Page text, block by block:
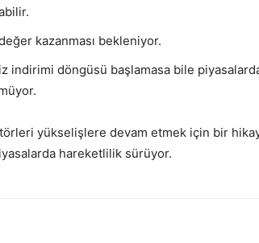
kazanması bekleniyor.
indirimi döngüsü başlamasa bile
yükselişlere devam etmek için bir
hareketlilik sürüyor.